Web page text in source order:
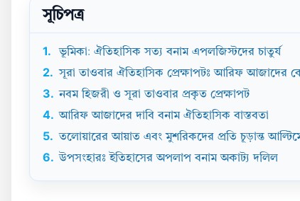
সূচিপত্র
1.
ভূমিকা: ঐতিহাসিক সত্য বনাম এপলজিস্টদের চাতুর্য
2. সূরা তাওবার ঐতিহাসিক প্রেক্ষাপটঃ আরিফ আজাদের
3. নবম হিজরী ও সূরা তাওবার প্রকৃত প্রেক্ষাপট
4. আরিফ আজাদের দাবি বনাম ঐতিহাসিক বাস্তবতা
5. তলোয়ারের আয়াত এবং মুশরিকদের প্রতি চূড়ান্ত
6. উপসংহারঃ ইতিহাসের অপলাপ বনাম অকাট্য দলিল